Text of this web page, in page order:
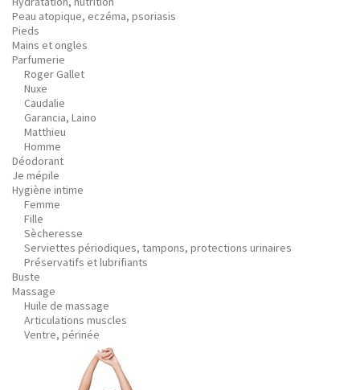
Peau atopique, eczéma, psoriasis
Pieds
Mains et ongles
Parfumerie
Roger Gallet
Nuxe
Caudalie
Garancia, Laino
Matthieu
Homme
Déodorant
Je mépile
Hygiène intime
Femme
Fille
Sècheresse
Serviettes périodiques, tampons, protections urinaires
Préservatifs et lubrifiants
Buste
Massage
Huile de massage
Articulations muscles
Ventre, périnée